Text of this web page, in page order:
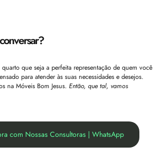
que seja a perfeita representação de quem você
para atender às suas necessidades e desejos.
na Móveis Bom Jesus. Então, que tal, vamos
com Nossas Consultoras | WhatsApp